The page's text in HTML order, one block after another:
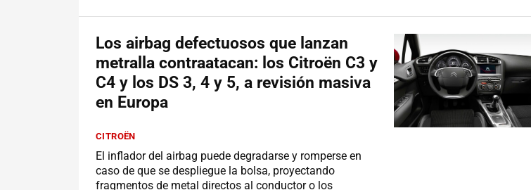
Los airbag defectuosos que lanzan
metralla contraatacan: los Citroën C3 y
C4 y los DS 3, 4 y 5, a revisión masiva
en Europa
CITROËN
El inflador del airbag puede degradarse y romperse en
caso de que se despliegue la bolsa, proyectando
fragmentos de metal directos al conductor o los